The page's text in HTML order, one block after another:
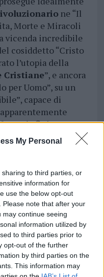
My Personal
to third parties, or
information for
use the below opt-out
note that after your
continue seeing
information utilized by
to third parties prior to
opt-out of the further
by third parties on the
This information may
ne “Il
Morte e Miracoli
vicenda incredibile
cosiddetto “Cristo
l’utopia della
Cristiane”, e ancora
per Uomo”, su un
capace di
un’infinita
ricerca della
Dalle tenebre
Simone Cristicchi
“Happy Sketches /
raccolta dei suoi
Elisabetta Sgarbi,
, che rispecchiano
musicali e
morto in
Club”, “Li